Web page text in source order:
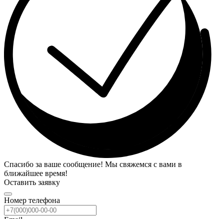
Спасибо за ваше сообщение! Мы свяжемся с вами в
ближайшее время!
Оставить заявку
Номер телефона